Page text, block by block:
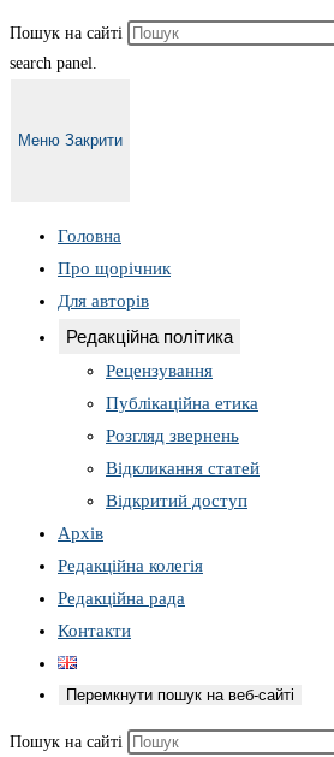
Пошук на сайті
search panel.
Меню Закрити
Головна
Про щорічник
Для авторів
Редакційна політика
Рецензування
Публікаційна етика
Розгляд звернень
Відкликання статей
Відкритий доступ
Архів
Редакційна колегія
Редакційна рада
Контакти
Перемкнути пошук на веб-сайті
Пошук на сайті